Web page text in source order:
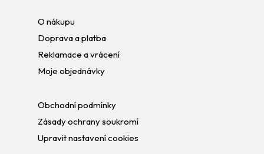
O nákupu
Doprava a platba
Reklamace a vrácení
Moje objednávky
Obchodní podmínky
Zásady ochrany soukromí
Upravit nastavení cookies